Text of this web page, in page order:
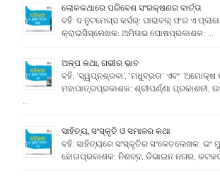
ଲୋକକଥାରେ ପରିବେଶ ସଂରକ୍ଷଣର ବାର୍ତ୍ତା
ବହି: ଦ ନୁଟମେଗ୍ସ କର୍ସର୍: ପାରାବଲ୍ ଫର ଏ
କ୍ରାଇସିସ୍ଲେଖକ: ଅମିତାଭ ଘୋଷପ୍ରକାଶକ: …
ଅଳ୍ପ କଥା, ଗଭୀର ଭାବ
ବହି: ‘ସ୍ୱପ୍ନଶ୍ରବା’, ‘ମଧୁବ୍ରତା’ ଏବଂ
ମହାପାତ୍ରପ୍ରକାଶକ: ଶ୍ରୀପର୍ଣ୍ଣା ପ୍ରକାଶନୀ,
ସାହିତ୍ୟ, ସଂସ୍କୃତି ଓ ସମାଜର କଥା
ବହି: ସାହିତ୍ୟରେ ସଂସ୍କୃତିର ସଂକେତଲେଖକ: ଇଂ
ହୋତାପ୍ରକାଶକ: ନିଶବ୍ଦ, ଡିଭାଇନ ନଗର,